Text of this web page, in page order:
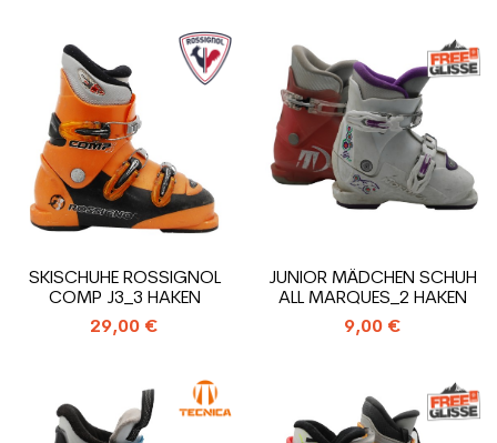
SKISCHUHE ROSSIGNOL
COMP J3_3 HAKEN
29,00 €
JUNIOR MÄDCHEN SCHUH
ALL MARQUES_2 HAKEN
9,00 €